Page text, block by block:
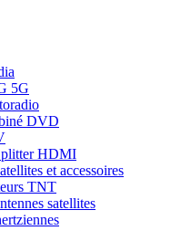
5G
DVD
HDMI
et accessoires
TNT
satellites